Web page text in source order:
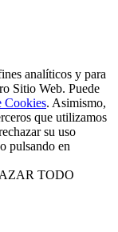
analíticos y para
Sitio Web. Puede
Cookies. Asimismo,
que utilizamos
su uso
pulsando en
TODO